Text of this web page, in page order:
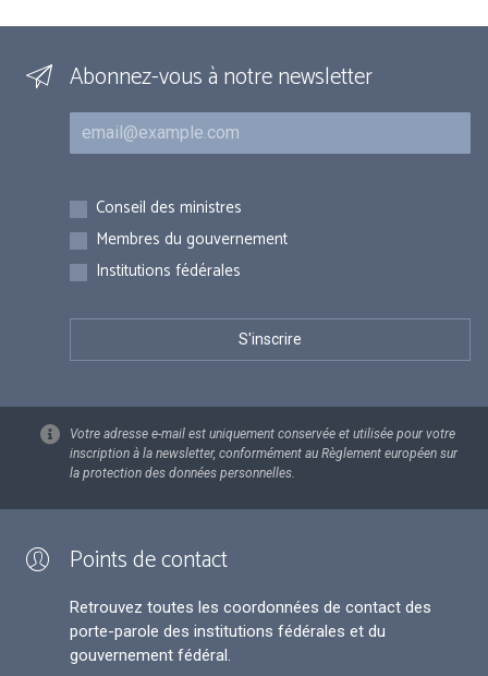
Abonnez-vous à notre newsletter
Courriel
Inscriptions
Conseil des ministres
Membres du gouvernement
Institutions fédérales
Votre adresse e-mail est uniquement conservée et utilisée pour votre
inscription à la newsletter, conformément au Règlement européen sur
la protection des données personnelles.
Points de contact
Retrouvez toutes les coordonnées de contact des
porte-parole des institutions fédérales et du
gouvernement fédéral.